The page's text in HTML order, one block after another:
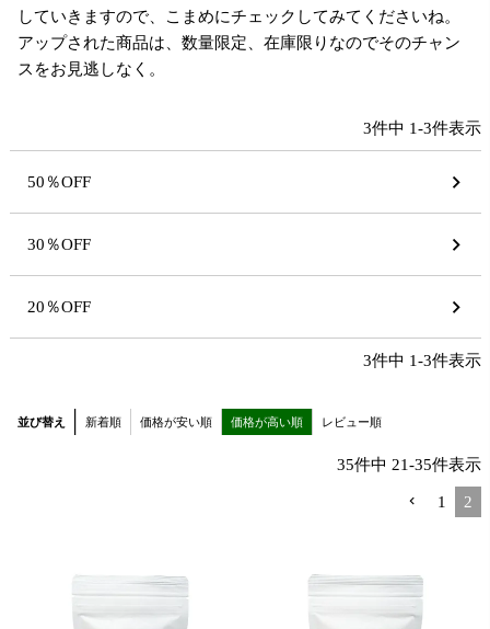
していきますので、こまめにチェックしてみてくださいね。
アップされた商品は、数量限定、在庫限りなのでそのチャン
スをお見逃しなく。
3件中 1-3件表示
50％OFF
30％OFF
20％OFF
3件中 1-3件表示
並び替え 新着順 価格が安い順 価格が高い順 レビュー順
35件中 21-35件表示
1 2